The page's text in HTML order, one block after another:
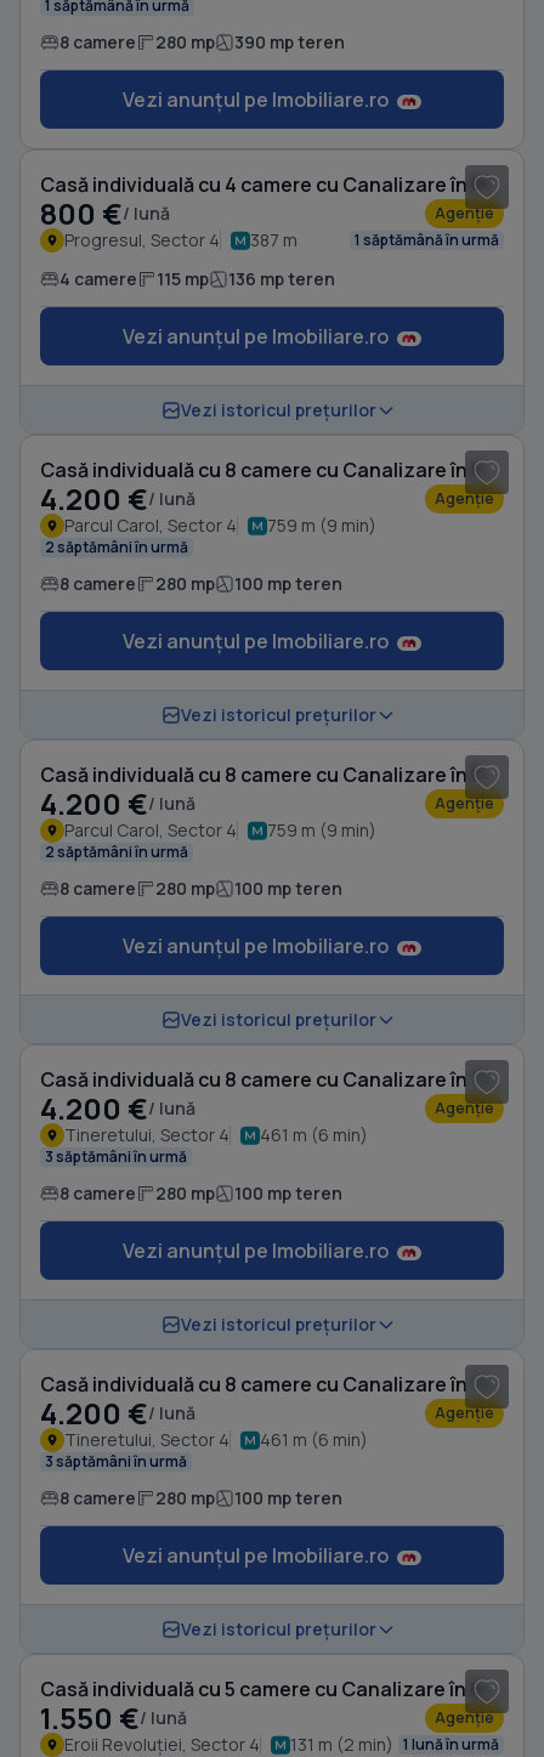
1 săptămână în urmă
8 camere 280 mp 390 mp teren
Vezi anunțul pe Imobiliare.ro
Casă individuală cu 4 camere cu Canalizare în Progresul
800 €/ lună Agenție
Progresul, Sector 4 387 m 1 săptămână în urmă
4 camere 115 mp 136 mp teren
Vezi anunțul pe Imobiliare.ro
Vezi istoricul prețurilor
Casă individuală cu 8 camere cu Canalizare în Parcul Carol
4.200 €/ lună Agenție
Parcul Carol, Sector 4 759 m (9 min)
2 săptămâni în urmă
8 camere 280 mp 100 mp teren
Vezi anunțul pe Imobiliare.ro
Vezi istoricul prețurilor
Casă individuală cu 8 camere cu Canalizare în Parcul Carol
4.200 €/ lună Agenție
Parcul Carol, Sector 4 759 m (9 min)
2 săptămâni în urmă
8 camere 280 mp 100 mp teren
Vezi anunțul pe Imobiliare.ro
Vezi istoricul prețurilor
Casă individuală cu 8 camere cu Canalizare în Tineretului
4.200 €/ lună Agenție
Tineretului, Sector 4 461 m (6 min)
3 săptămâni în urmă
8 camere 280 mp 100 mp teren
Vezi anunțul pe Imobiliare.ro
Vezi istoricul prețurilor
Casă individuală cu 8 camere cu Canalizare în Tineretului
4.200 €/ lună Agenție
Tineretului, Sector 4 461 m (6 min)
3 săptămâni în urmă
8 camere 280 mp 100 mp teren
Vezi anunțul pe Imobiliare.ro
Vezi istoricul prețurilor
Casă individuală cu 5 camere cu Canalizare în Eroii Revoluției
1.550 €/ lună Agenție
Eroii Revoluției, Sector 4 131 m (2 min) 1 lună în urmă